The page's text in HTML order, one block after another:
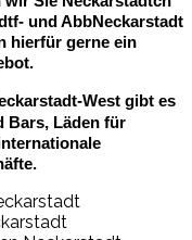
und AbbNeckarstadt
hierfür gerne ein
West gibt es
Bars, Läden für